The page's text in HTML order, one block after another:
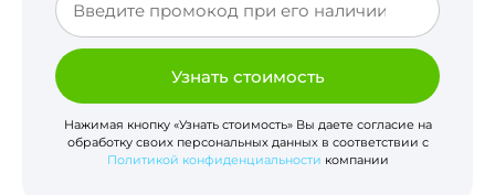
Узнать стоимость
Нажимая кнопку «Узнать стоимость» Вы даете согласие на
обработку своих персональных данных в соответствии с
Политикой конфиденциальности компании